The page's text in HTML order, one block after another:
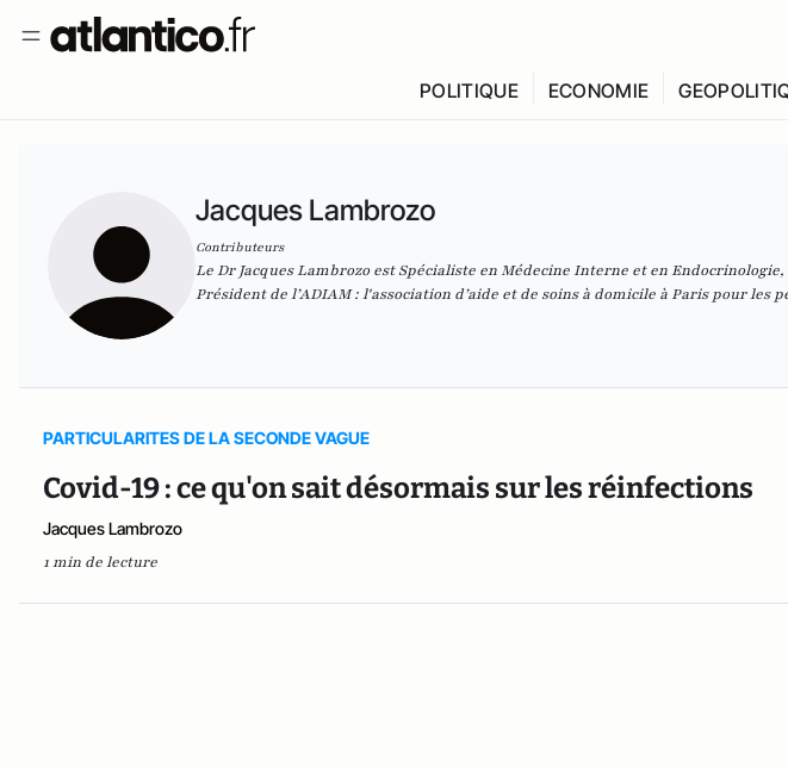
POLITIQUE ECONOMIE
Jacques Lambrozo
Contributeurs
Le Dr Jacques Lambrozo est Spécialiste en Médecine Interne et en
Président de l’ADIAM :l'association d’aide et de soins à domicile à Paris pour les
PARTICULARITES DE LA SECONDE VAGUE
Covid-19 : ce qu'on sait désormais sur les réinfections
Jacques Lambrozo
1 min de lecture